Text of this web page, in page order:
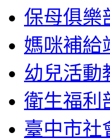
保母俱樂
媽咪補給
幼兒活動
衛生福利
臺中市社